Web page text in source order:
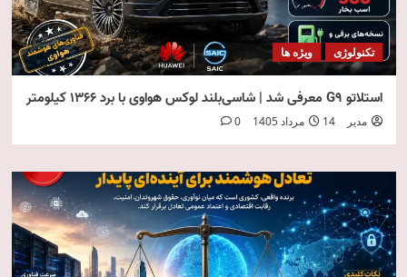
تکنولوژی ویژه ها
استلاتو G9 معرفی شد | شاسی‌بلند لوکس هواوی با برد ۱۳۶۶ کیلومتر
مدیر 14 مرداد 1405 0